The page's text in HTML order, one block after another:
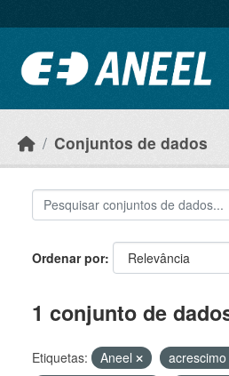
Conjuntos de dados
Ordenar por
1 conjunto de
Etiquetas: Aneel